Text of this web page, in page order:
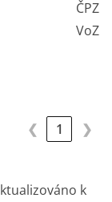
ČPZP
VoZP
❮ 1 ❯
k